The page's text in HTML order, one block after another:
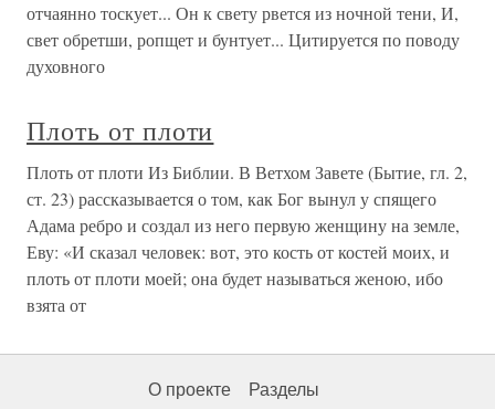
отчаянно тоскует... Он к свету рвется из ночной тени, И,
свет обретши, ропщет и бунтует... Цитируется по поводу
духовного
Плоть от плоти
Плоть от плоти Из Библии. В Ветхом Завете (Бытие, гл. 2,
ст. 23) рассказывается о том, как Бог вынул у спящего
Адама ребро и создал из него первую женщину на земле,
Еву: «И сказал человек: вот, это кость от костей моих, и
плоть от плоти моей; она будет называться женою, ибо
взята от
О проекте Разделы